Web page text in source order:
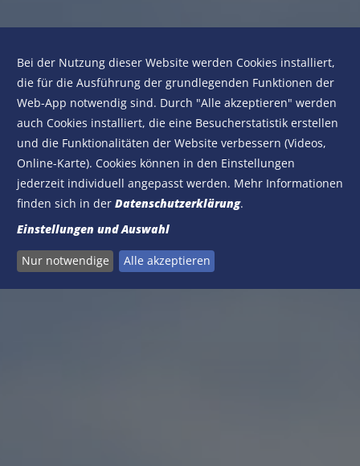
Bei der Nutzung dieser Website werden Cookies installiert,
die für die Ausführung der grundlegenden Funktionen der
Web-App notwendig sind. Durch "Alle akzeptieren" werden
auch Cookies installiert, die eine Besucherstatistik erstellen
und die Funktionalitäten der Website verbessern (Videos,
Online-Karte). Cookies können in den Einstellungen
jederzeit individuell angepasst werden. Mehr Informationen
finden sich in der Datenschutzerklärung.
Einstellungen und Auswahl
Nur notwendige Alle akzeptieren